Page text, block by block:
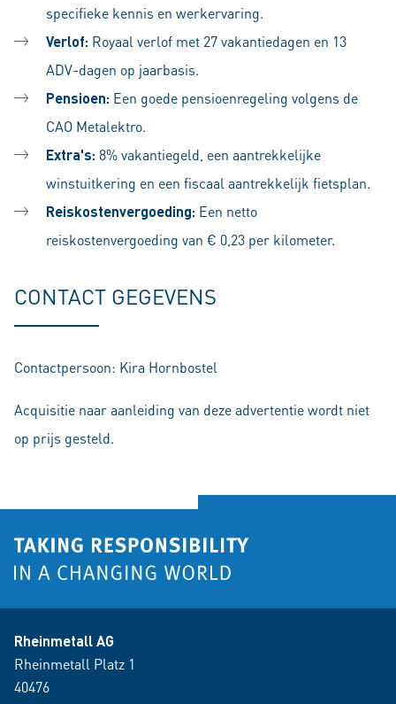
specifieke kennis en werkervaring.
Verlof: Royaal verlof met 27 vakantiedagen en 13
ADV-dagen op jaarbasis.
Pensioen: Een goede pensioenregeling volgens de
CAO Metalektro.
Extra's: 8% vakantiegeld, een aantrekkelijke
winstuitkering en een fiscaal aantrekkelijk fietsplan.
Reiskostenvergoeding: Een netto
reiskostenvergoeding van € 0,23 per kilometer.
CONTACT GEGEVENS
Contactpersoon: Kira Hornbostel
Acquisitie naar aanleiding van deze advertentie wordt niet
op prijs gesteld.
Rheinmetall AG
Rheinmetall Platz 1
40476